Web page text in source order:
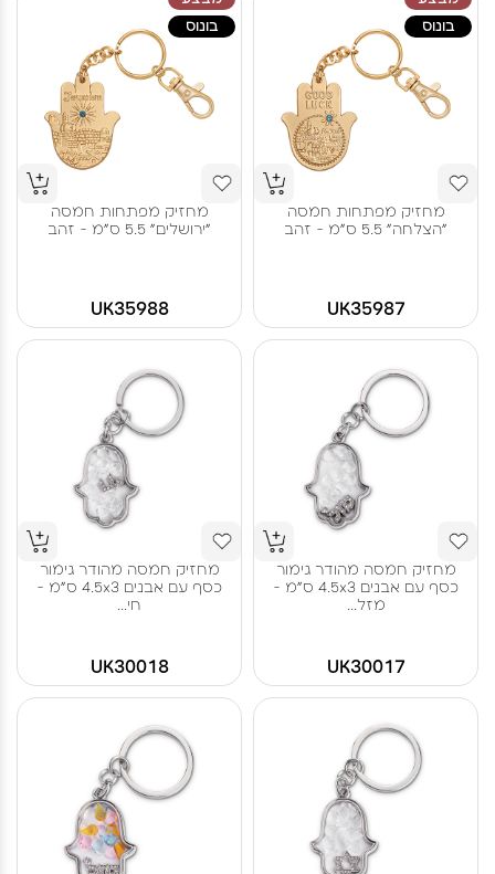
בונוס
מחזיק מפתחות חמסה
"הצלחה" 5.5 ס"מ - זהב
UK35987
בונוס
מחזיק מפתחות חמסה
"ירושלים" 5.5 ס"מ - זהב
UK35988
מחזיק חמסה מהודר גימור
כסף עם אבנים 4.5x3 ס"מ -
מזל...
UK30017
מחזיק חמסה מהודר גימור
כסף עם אבנים 4.5x3 ס"מ -
חי...
UK30018